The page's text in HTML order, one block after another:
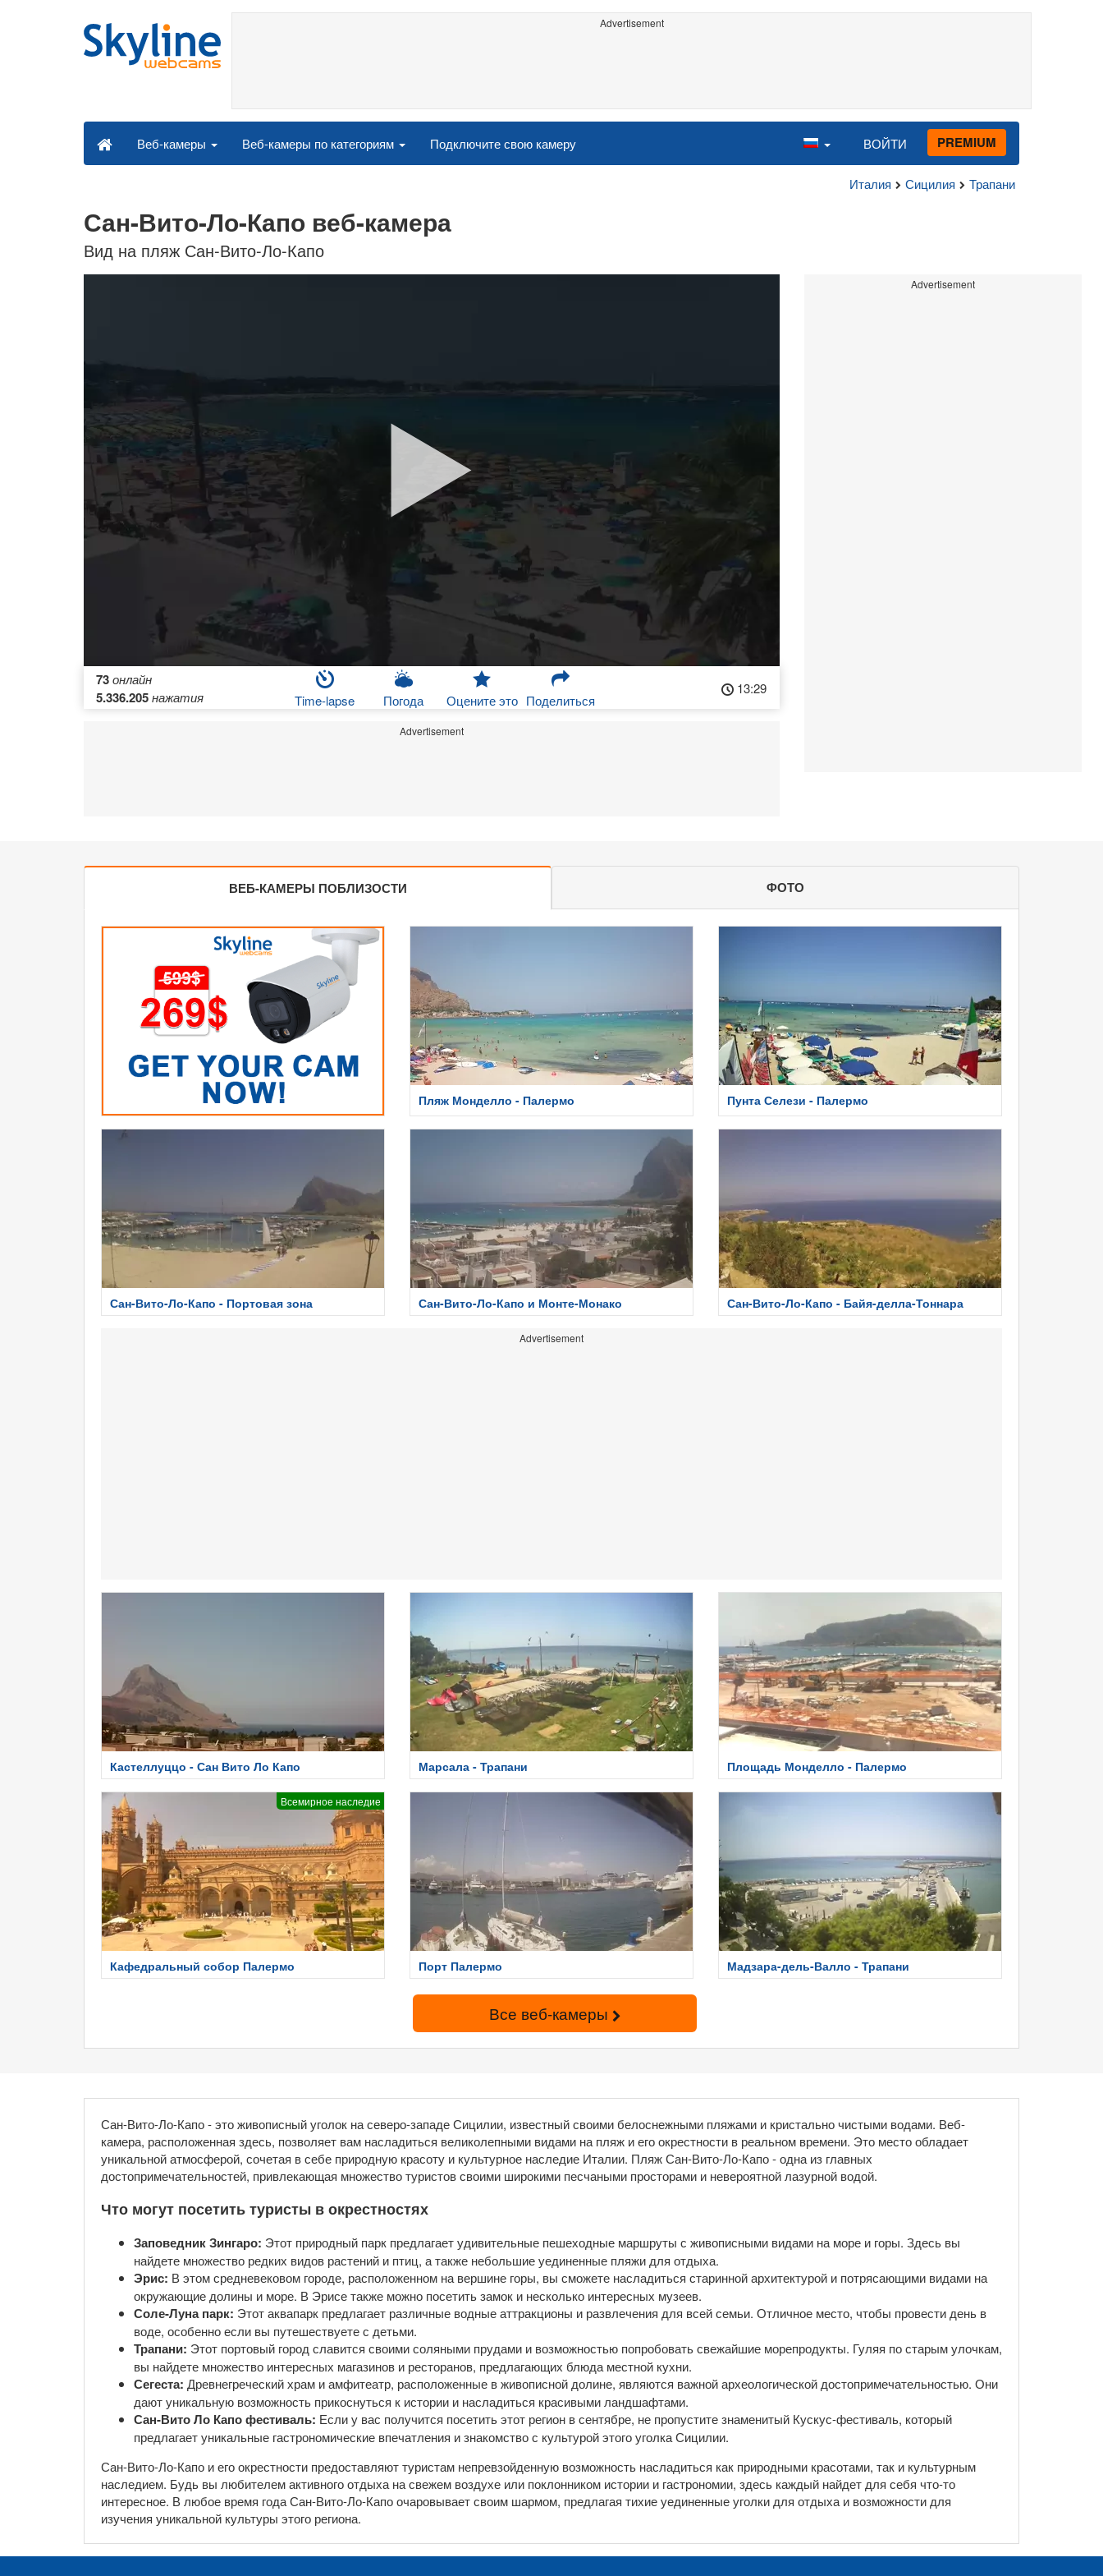
Advertisement
Веб-камеры Веб-камеры по категориям Подключите свою камеру ВОЙТИ PREMIUM
Италия Сицилия Трапани
Сан-Вито-Ло-Капо веб-камера
Вид на пляж Сан-Вито-Ло-Капо
73онлайн
5.336.205нажатия Time-lapse Погода Оцените это Поделиться
13:29
Advertisement
Advertisement
ВЕБ-КАМЕРЫ ПОБЛИЗОСТИ ФОТО
Пляж Монделло - Палермо Пунта Селези - Палермо
Сан-Вито-Ло-Капо - Портовая зона Сан-Вито-Ло-Капо и Монте-Монако Сан-Вито-Ло-Капо - Байя-делла-Тоннара
Advertisement
Кастеллуццо - Сан Вито Ло Капо Марсала - Трапани Площадь Монделло - Палермо
Всемирное наследие
Кафедральный собор Палермо Порт Палермо Мадзара-дель-Валло - Трапани
Все веб-камеры
Сан-Вито-Ло-Капо - это живописный уголок на северо-западе Сицилии, известный своими белоснежными пляжами и кристально чистыми водами. Веб-
камера, расположенная здесь, позволяет вам насладиться великолепными видами на пляж и его окрестности в реальном времени. Это место обладает
уникальной атмосферой, сочетая в себе природную красоту и культурное наследие Италии. Пляж Сан-Вито-Ло-Капо - одна из главных
достопримечательностей, привлекающая множество туристов своими широкими песчаными просторами и невероятной лазурной водой.
Что могут посетить туристы в окрестностях
Заповедник Зингаро: Этот природный парк предлагает удивительные пешеходные маршруты с живописными видами на море и горы. Здесь вы
найдете множество редких видов растений и птиц, а также небольшие уединенные пляжи для отдыха.
Эрис: В этом средневековом городе, расположенном на вершине горы, вы сможете насладиться старинной архитектурой и потрясающими видами на
окружающие долины и море. В Эрисе также можно посетить замок и несколько интересных музеев.
Соле-Луна парк: Этот аквапарк предлагает различные водные аттракционы и развлечения для всей семьи. Отличное место, чтобы провести день в
воде, особенно если вы путешествуете с детьми.
Трапани: Этот портовый город славится своими соляными прудами и возможностью попробовать свежайшие морепродукты. Гуляя по старым улочкам,
вы найдете множество интересных магазинов и ресторанов, предлагающих блюда местной кухни.
Сегеста: Древнегреческий храм и амфитеатр, расположенные в живописной долине, являются важной археологической достопримечательностью. Они
дают уникальную возможность прикоснуться к истории и насладиться красивыми ландшафтами.
Сан-Вито Ло Капо фестиваль: Если у вас получится посетить этот регион в сентябре, не пропустите знаменитый Кускус-фестиваль, который
предлагает уникальные гастрономические впечатления и знакомство с культурой этого уголка Сицилии.
Сан-Вито-Ло-Капо и его окрестности предоставляют туристам непревзойденную возможность насладиться как природными красотами, так и культурным
наследием. Будь вы любителем активного отдыха на свежем воздухе или поклонником истории и гастрономии, здесь каждый найдет для себя что-то
интересное. В любое время года Сан-Вито-Ло-Капо очаровывает своим шармом, предлагая тихие уединенные уголки для отдыха и возможности для
изучения уникальной культуры этого региона.